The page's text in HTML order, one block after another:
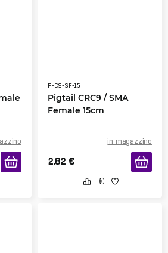
P-C9-SF-15
Pigtail CRC9 / SMA
Female 15cm
in magazzino
2.82 €